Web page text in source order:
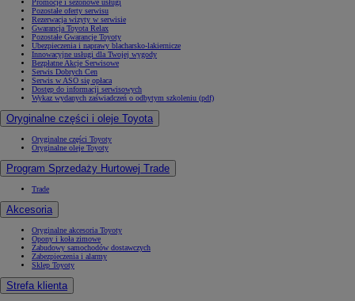
Promocje i sezonowe usługi
Pozostałe oferty serwisu
Rezerwacja wizyty w serwisie
Gwarancja Toyota Relax
Pozostałe Gwarancje Toyoty
Ubezpieczenia i naprawy blacharsko-lakiernicze
Innowacyjne usługi dla Twojej wygody
Bezpłatne Akcje Serwisowe
Serwis Dobrych Cen
Serwis w ASO się opłaca
Dostęp do informacji serwisowych
Wykaz wydanych zaświadczeń o odbytym szkoleniu (pdf)
Oryginalne części i oleje Toyota
Oryginalne części Toyoty
Oryginalne oleje Toyoty
Program Sprzedaży Hurtowej Trade
Trade
Akcesoria
Oryginalne akcesoria Toyoty
Opony i koła zimowe
Zabudowy samochodów dostawczych
Zabezpieczenia i alarmy
Sklep Toyoty
Strefa klienta